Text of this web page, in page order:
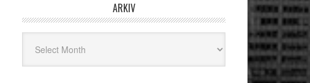
ARKIV